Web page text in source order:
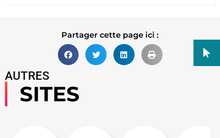
Partager cette page ici :
AUTRES
SITES